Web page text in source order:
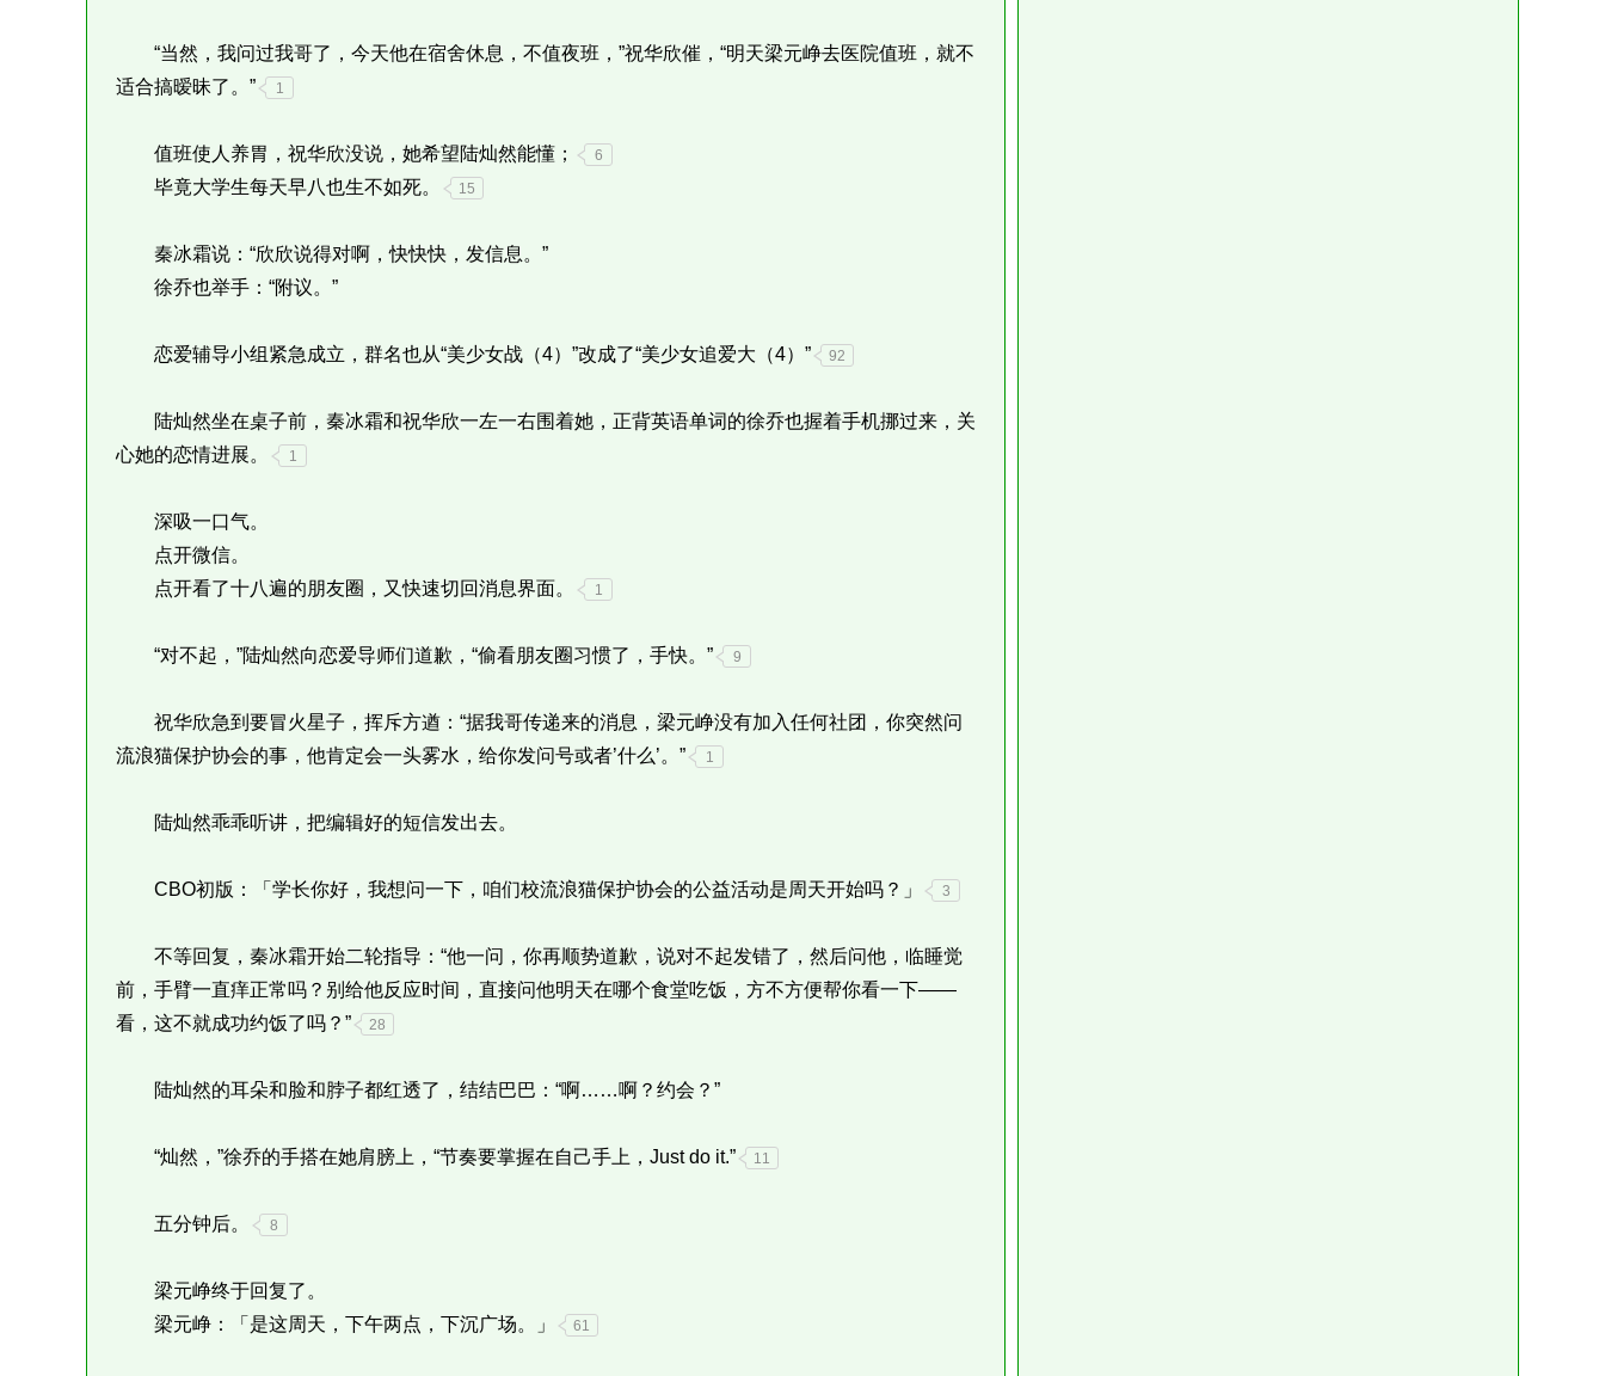
“当然，我问过我哥了，今天他在宿舍休息，不值夜班，”祝华欣催，“明天梁元峥去医院值班，就不
适合搞暧昧了。”
1
值班使人养胃，祝华欣没说，她希望陆灿然能懂； 6
毕竟大学生每天早八也生不如死。 15
秦冰霜说：“欣欣说得对啊，快快快，发信息。”
徐乔也举手：“附议。”
恋爱辅导小组紧急成立，群名也从“美少女战（4）”改成了“美少女追爱大（4）” 92
陆灿然坐在桌子前，秦冰霜和祝华欣一左一右围着她，正背英语单词的徐乔也握着手机挪过来，关
心她的恋情进展。
1
深吸一口气。
点开微信。
点开看了十八遍的朋友圈，又快速切回消息界面。
1
“对不起，”陆灿然向恋爱导师们道歉，“偷看朋友圈习惯了，手快。” 9
祝华欣急到要冒火星子，挥斥方遒：“据我哥传递来的消息，梁元峥没有加入任何社团，你突然问
流浪猫保护协会的事，他肯定会一头雾水，给你发问号或者’什么’。”
1
陆灿然乖乖听讲，把编辑好的短信发出去。
CBO初版：「学长你好，我想问一下，咱们校流浪猫保护协会的公益活动是周天开始吗？」 3
不等回复，秦冰霜开始二轮指导：“他一问，你再顺势道歉，说对不起发错了，然后问他，临睡觉
前，手臂一直痒正常吗？别给他反应时间，直接问他明天在哪个食堂吃饭，方不方便帮你看一下——
看，这不就成功约饭了吗？”
28
陆灿然的耳朵和脸和脖子都红透了，结结巴巴：“啊……啊？约会？”
“灿然，”徐乔的手搭在她肩膀上，“节奏要掌握在自己手上，Just do it.” 11
五分钟后。 8
梁元峥终于回复了。
梁元峥：「是这周天，下午两点，下沉广场。」
61